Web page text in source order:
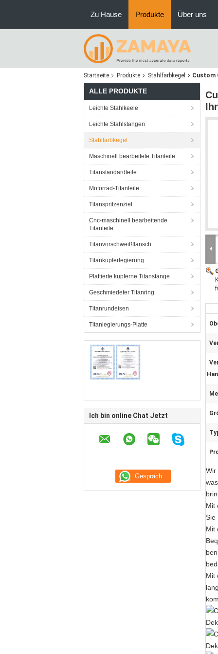
Zu Hause Produkte Über uns
Startseite Produkte Stahlfarbkegel Custom
ALLE PRODUKTE
Leichte Stahlkeele
Leichte Stahlstangen
Stahlfarbkegel
Maschinell bearbeitete Titanteile
Titanstandardteile
Motorrad-Titanteile
Titanspritzenziel
Cnc-maschinell bearbeitende
Titanteile
Titanvorschweißflansch
Titankupferlegierung
Plattierte kupferne Titanstange
Geschmiedeter Titanring
Titanrundeisen
Titanlegierungs-Platte
Ich bin online Chat Jetzt
Wir
Mit
Sie
Mit
Mit